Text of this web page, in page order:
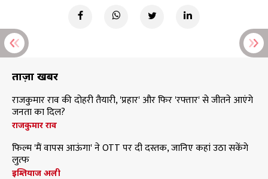
ताज़ा खबरें
राजकुमार राव की दोहरी तैयारी, 'प्रहार' और फिर 'रफ्तार' से जीतने आएंगे
जनता का दिल?
राजकुमार राव
फिल्म 'मैं वापस आऊंगा' ने OTT पर दी दस्तक, जानिए कहां उठा सकेंगे
लुत्फ
इम्तियाज अली